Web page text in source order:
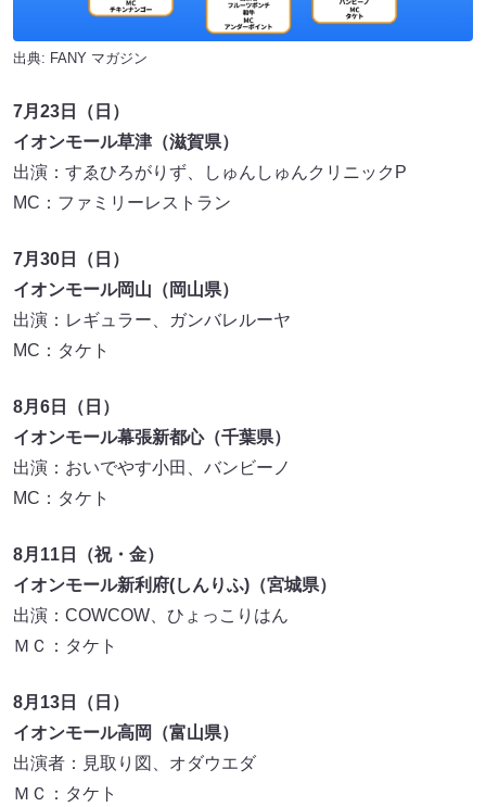
出典: FANY マガジン
7月23日（日）
イオンモール草津（滋賀県）
出演：すゑひろがりず、しゅんしゅんクリニックP
MC：ファミリーレストラン
7月30日（日）
イオンモール岡山（岡山県）
出演：レギュラー、ガンバレルーヤ
MC：タケト
8月6日（日）
イオンモール幕張新都心（千葉県）
出演：おいでやす小田、バンビーノ
MC：タケト
8月11日（祝・金）
イオンモール新利府(しんりふ)（宮城県）
出演：COWCOW、ひょっこりはん
ＭＣ：タケト
8月13日（日）
イオンモール高岡（富山県）
出演者：見取り図、オダウエダ
ＭＣ：タケト